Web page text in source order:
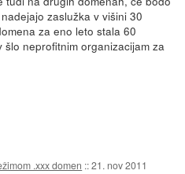
zaslužka v višini 30
za eno leto stala 60
neprofitnim organizacijam za
.xxx domen ::21. nov 2011